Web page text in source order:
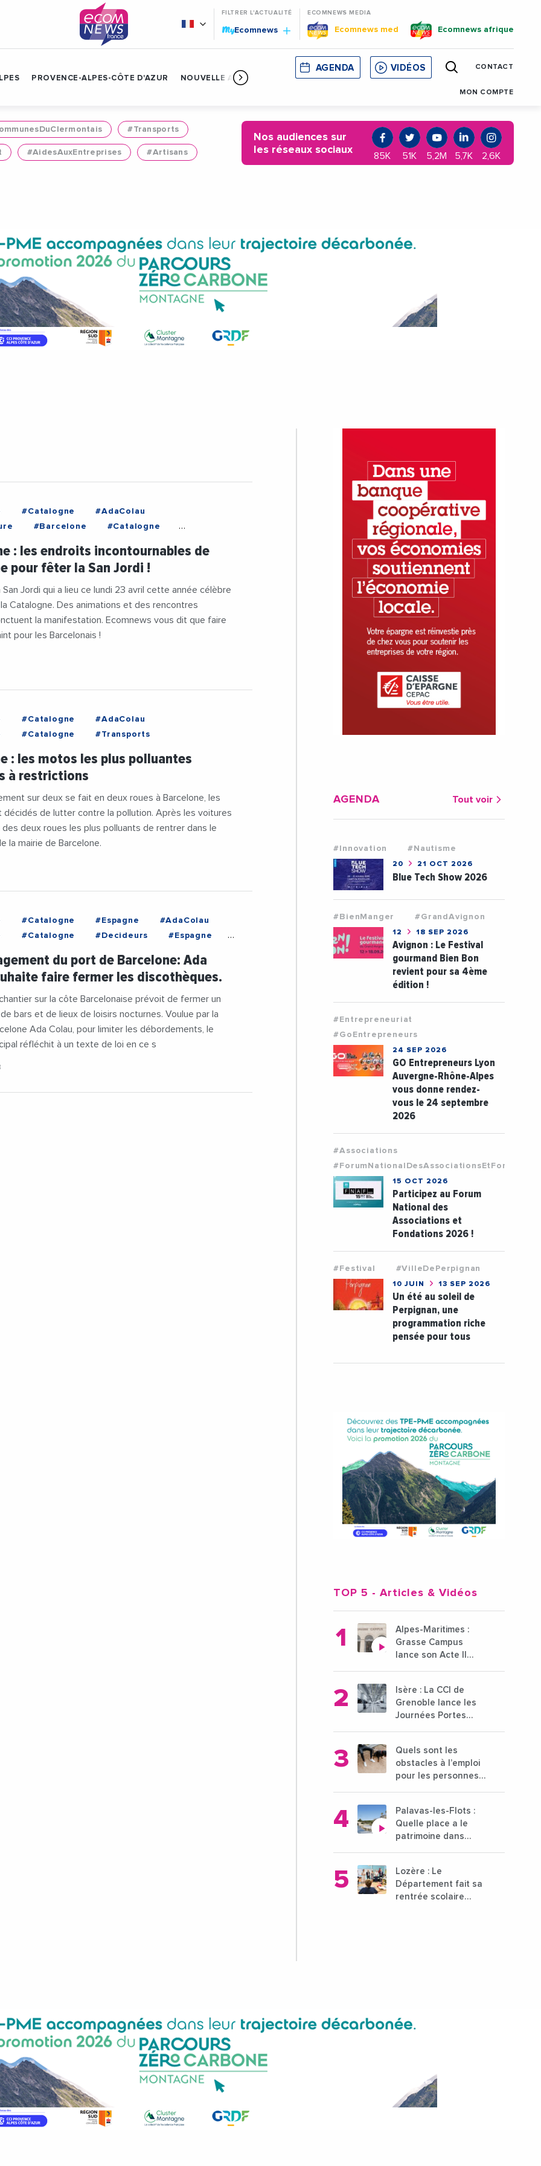
FILTRER L'ACTUALITÉ
MyEcomnews
ECOMNEWS MEDIA
Ecomnews med Ecomnews afrique
PROVENCE-ALPES-CÔTE D'AZUR NOUVELLE AQUITAINE CORSE MONACO CATALOGNE
AGENDA VIDÉOS CONTACT
MON COMPTE
#Transports
#AidesAuxEntreprises #Artisans
Nos audiences sur
les réseaux sociaux
85K 51K 5,2M 5,7K 2,6K
#Catalogne
#AdaColau
#Barcelone
#Catalogne
#Musee #ParlementDeCatalogne
: les endroits incontournables de
pour fêter la San Jordi !
Jordi qui a lieu ce lundi 23 avril cette année célèbre
Catalogne. Des animations et des rencontres
la manifestation. Ecomnews vous dit que faire
pour les Barcelonais !
#Catalogne
#AdaColau
#Catalogne #Transports
: les motos les plus polluantes
à restrictions
sur deux se fait en deux roues à Barcelone, les
décidés de lutter contre la pollution. Après les voitures
des deux roues les plus polluants de rentrer dans le
la mairie de Barcelone.
#Catalogne #Espagne
#AdaColau
#Catalogne #Decideurs
#Espagne
du port de Barcelone: Ada
faire fermer les discothèques.
sur la côte Barcelonaise prévoit de fermer un
bars et de lieux de loisirs nocturnes. Voulue par la
Ada Colau, pour limiter les débordements, le
réfléchit à un texte de loi en ce s
AGENDA Tout voir
#Innovation #Nautisme
20 21 OCT 2026
Blue Tech Show 2026
#BienManger #GrandAvignon
12 18 SEP 2026
Avignon : Le Festival
gourmand Bien Bon
revient pour sa 4ème
édition !
#Entrepreneuriat
#GoEntrepreneurs
24 SEP 2026
GO Entrepreneurs Lyon
Auvergne-Rhône-Alpes
vous donne rendez-
vous le 24 septembre
2026
#Associations
15 OCT 2026
Participez au Forum
National des
Associations et
Fondations 2026 !
#Festival #VilleDePerpignan
10 JUIN 13 SEP 2026
Un été au soleil de
Perpignan, une
programmation riche
pensée pour tous
TOP 5 - Articles & Vidéos
Alpes-Maritimes :
Grasse Campus
lance son Acte II
pour l'enseignement
supérieur
Isère : La CCI de
Grenoble lance les
Journées Portes
21 octobre 2024
Quels sont les
obstacles à l’emploi
pour les personnes
Palavas-les-Flots :
Quelle place a le
patrimoine dans
Lozère : Le
Département fait sa
rentrée scolaire